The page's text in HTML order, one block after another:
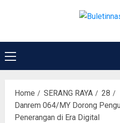
Home SERANG RAYA
28
Danrem 064/MY Dorong
Penerangan di Era Digital